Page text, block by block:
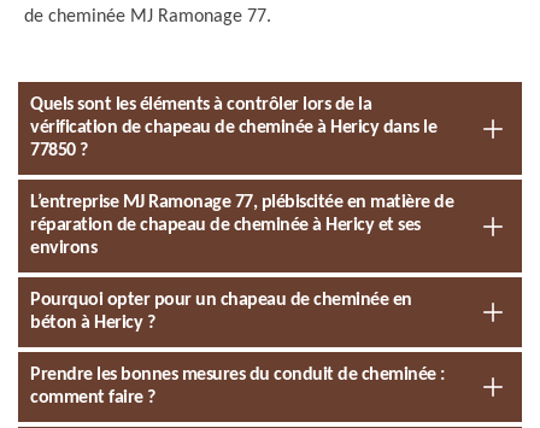
de cheminée MJ Ramonage 77.
Quels sont les éléments à contrôler lors de la
vérification de chapeau de cheminée à Hericy dans le
77850 ?
L’entreprise MJ Ramonage 77, plébiscitée en matière de
réparation de chapeau de cheminée à Hericy et ses
environs
Pourquoi opter pour un chapeau de cheminée en
béton à Hericy ?
Prendre les bonnes mesures du conduit de cheminée :
comment faire ?